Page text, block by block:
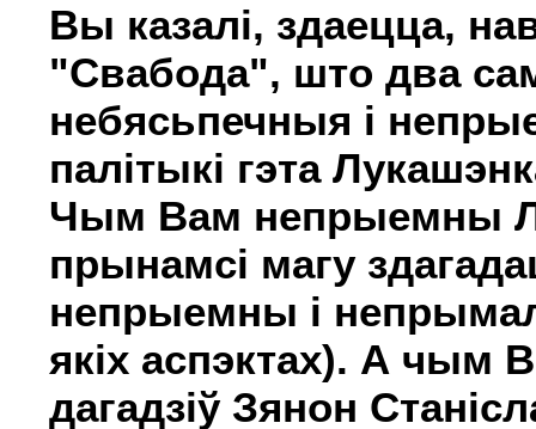
Вы казалі, здаецца,
"Свабода", што два
небясьпечныя і
палітыкі гэта
Чым Вам непрыемны
прынамсі магу
непрыемны і
якіх аспэктах). А чым
дагадзіў Зянон